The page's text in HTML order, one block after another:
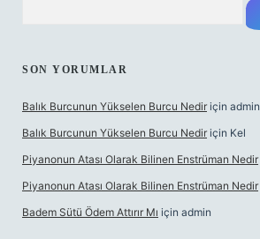
SON YORUMLAR
Balık Burcunun Yükselen Burcu Nedir için admin
Balık Burcunun Yükselen Burcu Nedir için Kel
Piyanonun Atası Olarak Bilinen Enstrüman Nedir
Piyanonun Atası Olarak Bilinen Enstrüman Nedir
Badem Sütü Ödem Attırır Mı için admin